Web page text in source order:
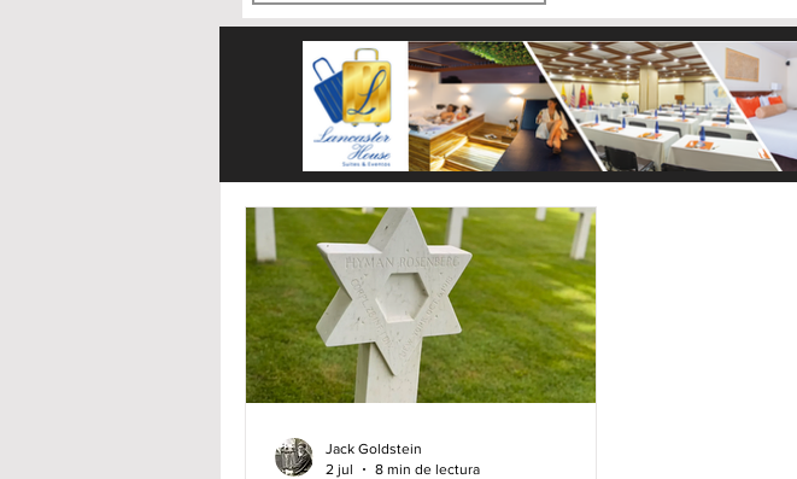
Jack Goldstein
2 jul
8 min de lectura